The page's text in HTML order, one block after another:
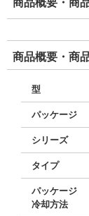
商品概要・商
商品概要・商
型
パッケージ
シリーズ
タイプ
パッケージ
冷却方法